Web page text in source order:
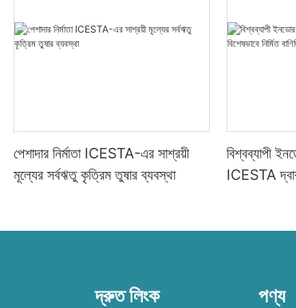
পেশাদার নির্মাতা ICESTA-এর সাশ্রয়ী
মূল্যের সর্বঋতু কৃত্রিম তুষার ব্যবস্থা
বিশ্বব্যাপী
ICESTA
দ্রুত লিংক পণ্য